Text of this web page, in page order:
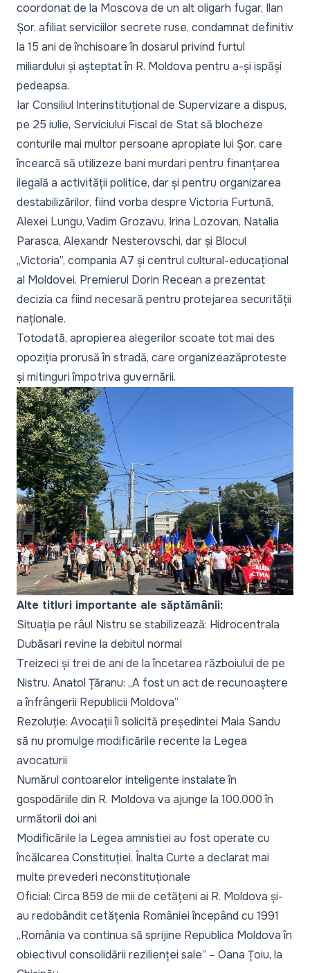
coordonat de la Moscova de un alt oligarh fugar, Ilan
Șor, afiliat serviciilor secrete ruse, condamnat definitiv
la 15 ani de închisoare în dosarul privind furtul
miliardului și așteptat în R. Moldova pentru a-și ispăși
pedeapsa.
Iar Consiliul Interinstituțional de Supervizare a dispus,
pe 25 iulie, Serviciului Fiscal de Statsă blocheze
conturile mai multor persoane apropiate lui Șor, care
încearcă să utilizeze bani murdari pentru finanțarea
ilegală a activității politice, dar și pentru organizarea
destabilizărilor, fiind vorba despre Victoria Furtună,
Alexei Lungu, Vadim Grozavu, Irina Lozovan, Natalia
Parasca, Alexandr Nesterovschi, dar și Blocul
„Victoria”, compania A7 și centrul cultural-educațional
al Moldovei. Premierul Dorin Recean a prezentat
decizia ca fiind necesară pentru protejarea securității
naționale.
Totodată, apropierea alegerilor scoate tot mai des
opoziția prorusă în stradă, care organizeazăproteste
și mitinguriîmpotriva guvernării.
Alte titluri importante ale săptămânii:
Situația pe râul Nistru se stabilizează: Hidrocentrala
Dubăsari revine la debitul normal
Treizeci și trei de ani de la încetarea războiului de pe
Nistru. Anatol Țăranu: „A fost un act de recunoaștere
a înfrângerii Republicii Moldova”
Rezoluție: Avocații îi solicită președintei Maia Sandu
să nu promulge modificările recente la Legea
avocaturii
Numărul contoarelor inteligente instalate în
gospodăriile din R. Moldova va ajunge la 100.000 în
următorii doi ani
Modificările la Legea amnistiei au fost operate cu
încălcarea Constituției. Înalta Curte a declarat mai
multe prevederi neconstituționale
Oficial: Circa 859 de mii de cetățeni ai R. Moldova și-
au redobândit cetățenia României începând cu 1991
„România va continua să sprijine Republica Moldova în
obiectivul consolidării rezilienței sale” – Oana Țoiu, la